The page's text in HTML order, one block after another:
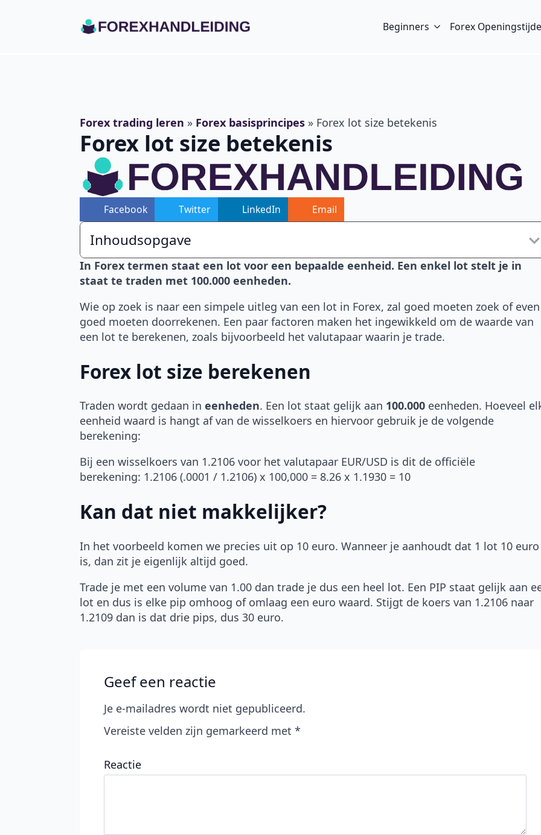
Beginners Forex
Forex trading leren » Forex basisprincipes » Forex lot size betekenis
Forex lot size betekenis
Facebook Twitter LinkedIn Email
Inhoudsopgave
In Forex termen staat een lot voor een bepaalde eenheid. Een enkel lot stelt je in
staat te traden met 100.000 eenheden.
Wie op zoek is naar een simpele uitleg van een lot in Forex, zal goed moeten zoek of even
goed moeten doorrekenen. Een paar factoren maken het ingewikkeld om de waarde van
een lot te berekenen, zoals bijvoorbeeld het valutapaar waarin je trade.
Forex lot size berekenen
Traden wordt gedaan in eenheden. Een lot staat gelijk aan 100.000 eenheden. Hoeveel
eenheid waard is hangt af van de wisselkoers en hiervoor gebruik je de volgende
berekening:
Bij een wisselkoers van 1.2106 voor het valutapaar EUR/USD is dit de officiële
berekening: 1.2106 (.0001 / 1.2106) x 100,000 = 8.26 x 1.1930 = 10
Kan dat niet makkelijker?
In het voorbeeld komen we precies uit op 10 euro. Wanneer je aanhoudt dat 1 lot 10 euro
is, dan zit je eigenlijk altijd goed.
Trade je met een volume van 1.00 dan trade je dus een heel lot. Een PIP staat gelijk aan
lot en dus is elke pip omhoog of omlaag een euro waard. Stijgt de koers van 1.2106 naar
1.2109 dan is dat drie pips, dus 30 euro.
Geef een reactie
Je e-mailadres wordt niet gepubliceerd.
Vereiste velden zijn gemarkeerd met *
Reactie
22 Gouden Forex Regels
Lees verder